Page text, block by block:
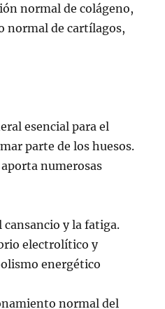
normal de colágeno,
normal de cartílagos,
esencial para el
parte de los huesos.
numerosas
y la fatiga.
electrolítico y
energético
normal del